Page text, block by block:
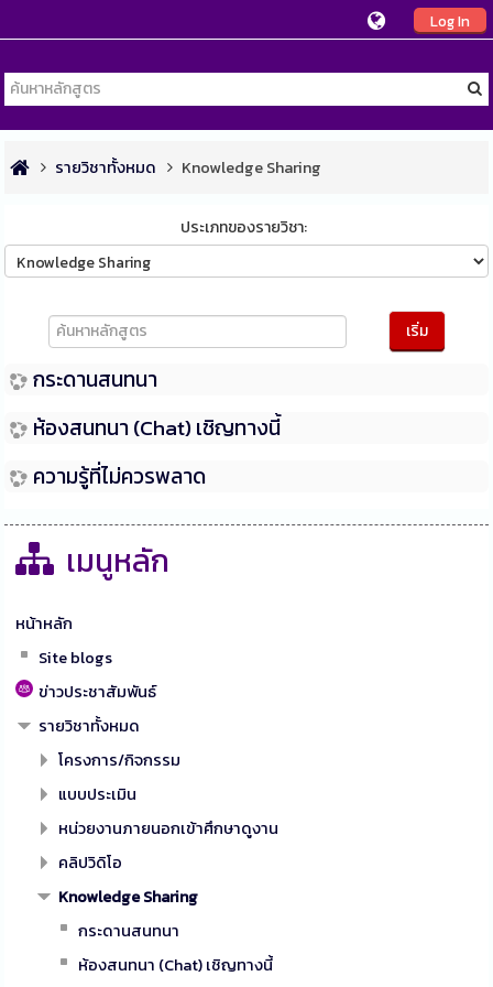
Log In
รายวิชาทั้งหมด Knowledge Sharing
ประเภทของรายวิชา:
หลักสูตร
เริ่ม
กระดานสนทนา
ห้องสนทนา (Chat) เชิญทางนี้
ความรู้ที่ไม่ควรพลาด
เมนูหลัก
หน้าหลัก
Site blogs
ข่าวประชาสัมพันธ์
รายวิชาทั้งหมด
โครงการ/กิจกรรม
แบบประเมิน
หน่วยงานภายนอกเข้าศึกษาดูงาน
คลิปวิดิโอ
Knowledge Sharing
กระดานสนทนา
ห้องสนทนา (Chat) เชิญทางนี้